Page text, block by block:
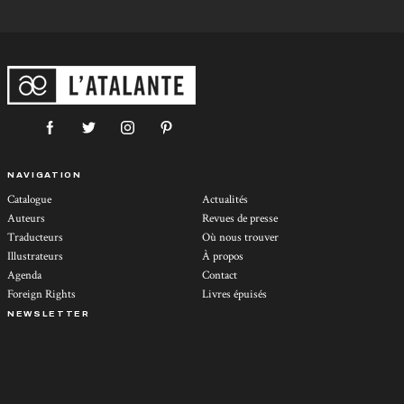
NAVIGATION
Catalogue
Auteurs
Traducteurs
Illustrateurs
Agenda
Foreign Rights
Actualités
Revues de presse
Où nous trouver
À propos
Contact
Livres épuisés
NEWSLETTER